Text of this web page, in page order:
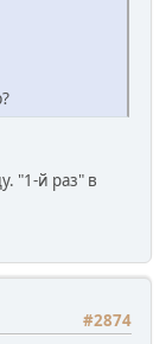
"1-й раз" в
#2874